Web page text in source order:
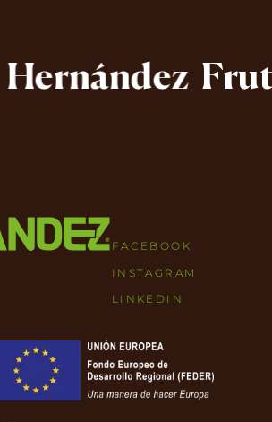
Frutos
FACEBOOK
INSTAGRAM
LINKEDIN